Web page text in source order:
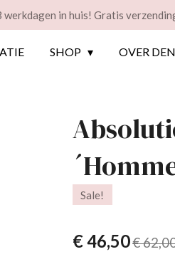
werkdagen in huis! Gratis
SHOP OVER
Sale!
€ 46,50€